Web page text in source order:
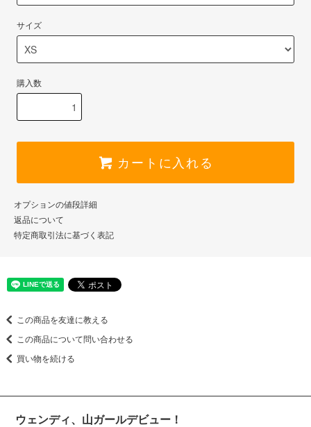
サイズ
購入数
カートに入れる
オプションの値段詳細
返品について
特定商取引法に基づく表記
この商品を友達に教える
この商品について問い合わせる
買い物を続ける
ウェンディ、山ガールデビュー！